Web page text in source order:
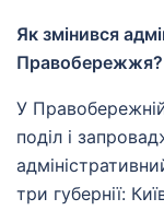
Як змінився
Правобережжя?
У
поділ і
три губернії: